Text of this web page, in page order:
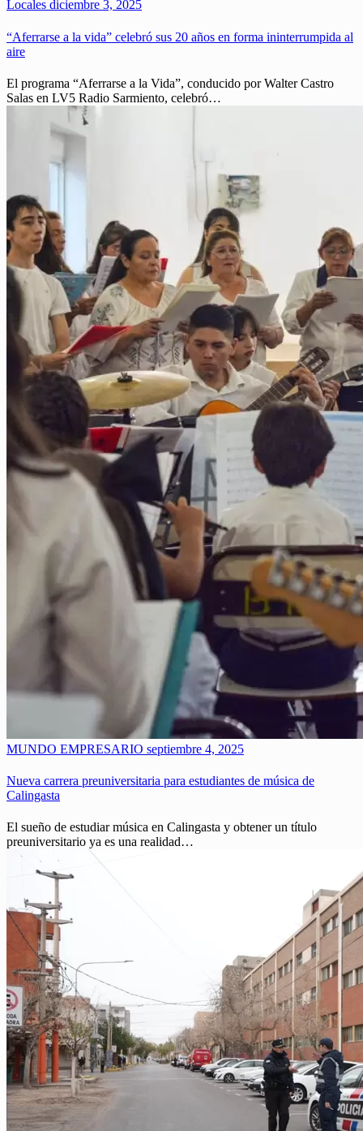
Locales diciembre 3, 2025
“Aferrarse a la vida” celebró sus 20 años en forma ininterrumpida al
aire
El programa “Aferrarse a la Vida”, conducido por Walter Castro
Salas en LV5 Radio Sarmiento, celebró…
MUNDO EMPRESARIO septiembre 4, 2025
Nueva carrera preuniversitaria para estudiantes de música de
Calingasta
El sueño de estudiar música en Calingasta y obtener un título
preuniversitario ya es una realidad…